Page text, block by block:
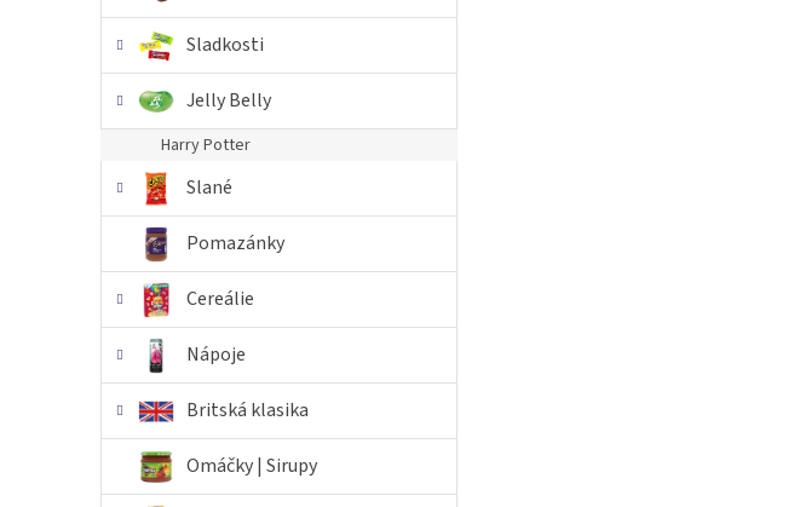
Sladkosti
Jelly Belly
Harry Potter
Slané
Pomazánky
Cereálie
Nápoje
Britská klasika
Omáčky | Sirupy